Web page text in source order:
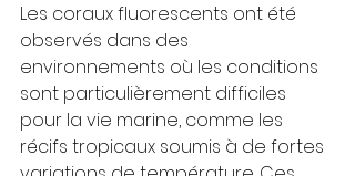
Les coraux fluorescents ont été
observés dans des
environnements où les conditions
sont particulièrement difficiles
pour la vie marine, comme les
récifs tropicaux soumis à de fortes